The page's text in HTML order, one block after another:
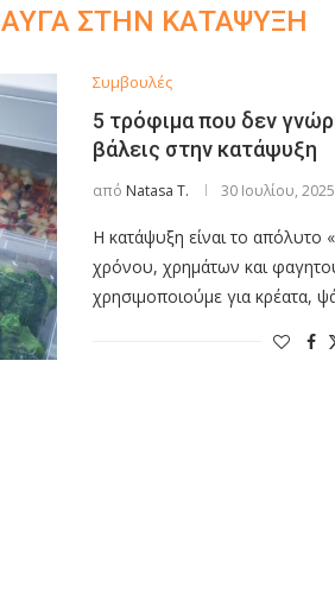
ΑΥΓΆ ΣΤΗΝ ΚΑΤΆΨΥΞΗ
Συμβουλές
5 τρόφιμα που δεν
βάλεις στην κατάψυξη
από Natasa T. 30 Ιουλίου, 2025
Η κατάψυξη είναι το απόλυτο
χρόνου, χρημάτων και
χρησιμοποιούμε για κρέατα,